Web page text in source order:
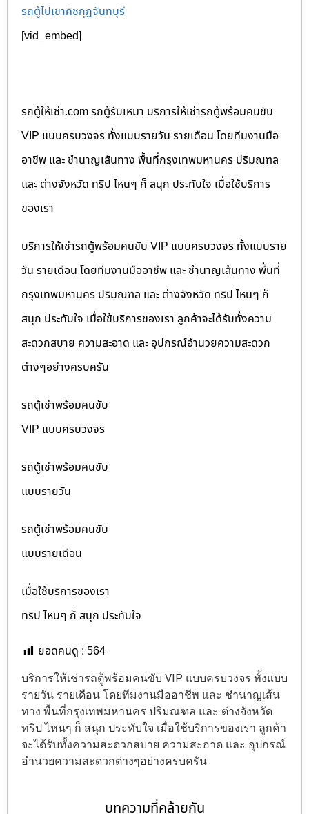
รถตู้ไปเขาคิชกุฏจันทบุรี
[vid_embed]
รถตู้ให้เช่า.com รถตู้รับเหมา บริการให้เช่ารถตู้พร้อมคนขับ
VIP แบบครบวงจร ทั้งแบบรายวัน รายเดือน โดยทีมงานมือ
อาชีพ และ ชำนาญเส้นทาง พื้นที่กรุงเทพมหานคร ปริมณฑล
และ ต่างจังหวัด ทริป ไหนๆ ก็ สนุก ประทับใจ เมื่อใช้บริการ
ของเรา
บริการให้เช่ารถตู้พร้อมคนขับ VIP แบบครบวงจร ทั้งแบบราย
วัน รายเดือน โดยทีมงานมืออาชีพ และ ชำนาญเส้นทาง พื้นที่
กรุงเทพมหานคร ปริมณฑล และ ต่างจังหวัด ทริป ไหนๆ ก็
สนุก ประทับใจ เมื่อใช้บริการของเรา ลูกค้าจะได้รับทั้งความ
สะดวกสบาย ความสะอาด และ อุปกรณ์อำนวยความสะดวก
ต่างๆอย่างครบครัน
รถตู้เช่าพร้อมคนขับ
VIP แบบครบวงจร
รถตู้เช่าพร้อมคนขับ
แบบรายวัน
รถตู้เช่าพร้อมคนขับ
แบบรายเดือน
เมื่อใช้บริการของเรา
ทริป ไหนๆ ก็ สนุก ประทับใจ
ยอดคนดู : 564
บริการให้เช่ารถตู้พร้อมคนขับ VIP แบบครบวงจร ทั้งแบบ
รายวัน รายเดือน โดยทีมงานมืออาชีพ และ ชำนาญเส้น
ทาง พื้นที่กรุงเทพมหานคร ปริมณฑล และ ต่างจังหวัด
ทริป ไหนๆ ก็ สนุก ประทับใจ เมื่อใช้บริการของเรา ลูกค้า
จะได้รับทั้งความสะดวกสบาย ความสะอาด และ อุปกรณ์
อำนวยความสะดวกต่างๆอย่างครบครัน
บทความที่คล้ายกัน